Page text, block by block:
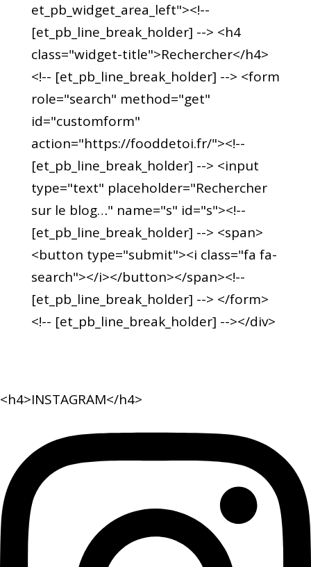
et_pb_widget_area_left"><!--
[et_pb_line_break_holder] --> <h4
class="widget-title">Rechercher</h4>
<!-- [et_pb_line_break_holder] --> <form
role="search" method="get"
id="customform"
action="https://fooddetoi.fr/"><!--
[et_pb_line_break_holder] --> <input
type="text" placeholder="Rechercher
sur le blog…" name="s" id="s"><!--
[et_pb_line_break_holder] --> <span>
<button type="submit"><i class="fa fa-
search"></i></button></span><!--
[et_pb_line_break_holder] --> </form>
<!-- [et_pb_line_break_holder] --></div>
<h4>INSTAGRAM</h4>